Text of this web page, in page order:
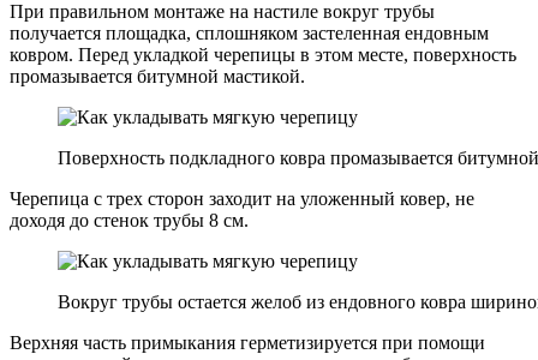
При правильном монтаже на настиле вокруг трубы
получается площадка, сплошняком застеленная ендовным
ковром. Перед укладкой черепицы в этом месте, поверхность
промазывается битумной мастикой.
Поверхность подкладного ковра промазывается
Черепица с трех сторон заходит на уложенный ковер, не
доходя до стенок трубы 8 см.
Вокруг трубы остается желоб из ендовного ковра
Верхняя часть примыкания герметизируется при помощи